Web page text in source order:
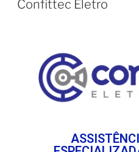
Confittec Eletro